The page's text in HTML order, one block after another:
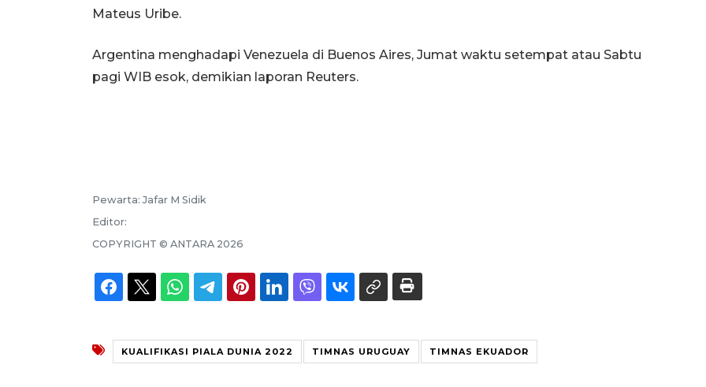
Mateus Uribe.
Argentina menghadapi Venezuela di Buenos Aires, Jumat waktu setempat atau Sabtu
pagi WIB esok, demikian laporan Reuters.
Pewarta: Jafar M Sidik
Editor:
COPYRIGHT © ANTARA 2026
KUALIFIKASI PIALA DUNIA 2022 TIMNAS URUGUAY TIMNAS EKUADOR